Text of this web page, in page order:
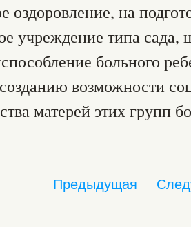
оздоровление, на
учреждение типа сада,
больного
возможности
матерей этих групп
Предыдущая